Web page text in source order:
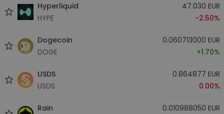
Hyperliquid
HYPE
47.030 EUR
-2.50%
Dogecoin
DOGE
0.060713000 EUR
+1.70%
USDS
USDS
0.864877 EUR
0.00%
Rain
0.010988050 EUR